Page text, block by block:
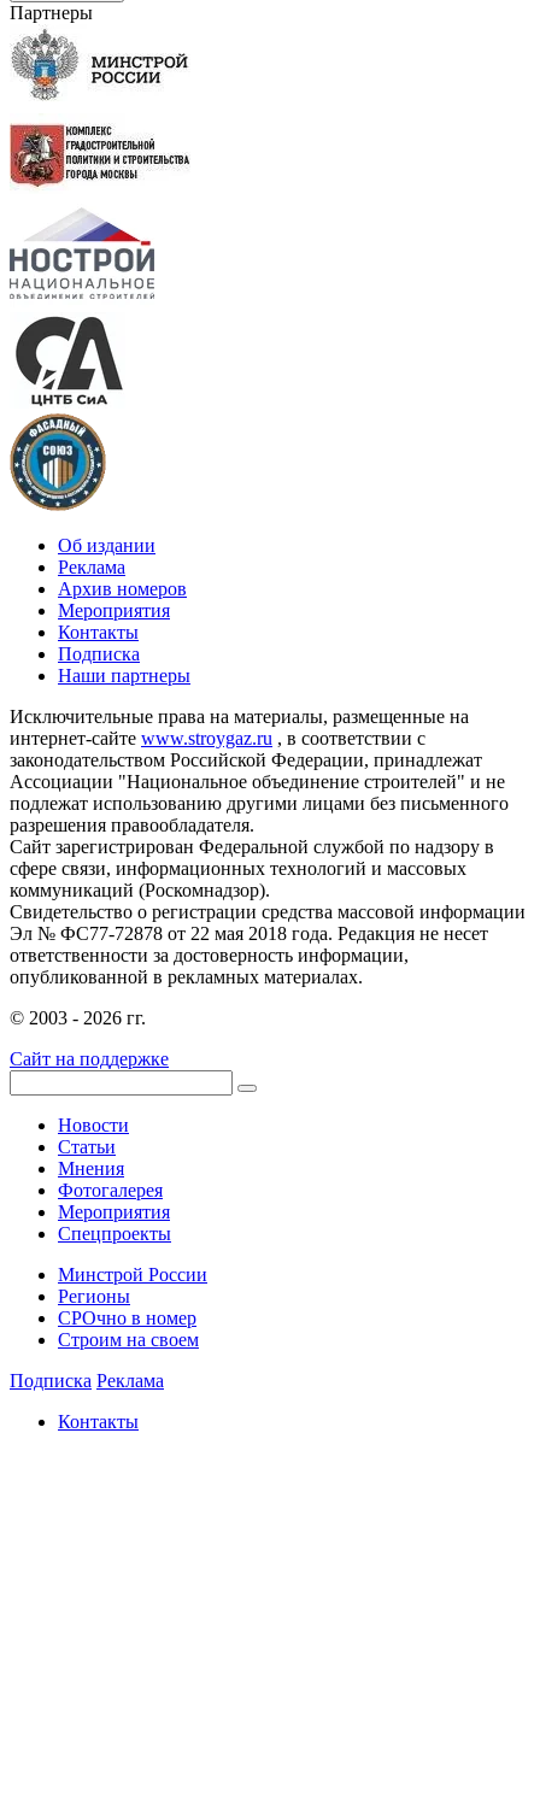
Партнеры
Об издании
Реклама
Архив номеров
Мероприятия
Контакты
Подписка
Наши партнеры
Исключительные права на материалы, размещенные на
интернет-сайте www.stroygaz.ru , в соответствии с
законодательством Российской Федерации, принадлежат
Ассоциации "Национальное объединение строителей" и не
подлежат использованию другими лицами без письменного
разрешения правообладателя.
Сайт зарегистрирован Федеральной службой по надзору в
сфере связи, информационных технологий и массовых
коммуникаций (Роскомнадзор).
Свидетельство о регистрации средства массовой информации
Эл № ФС77-72878 от 22 мая 2018 года. Редакция не несет
ответственности за достоверность информации,
опубликованной в рекламных материалах.
© 2003 - 2026 гг.
Сайт на поддержке
Новости
Статьи
Мнения
Фотогалерея
Мероприятия
Спецпроекты
Минстрой России
Регионы
СРОчно в номер
Строим на своем
Подписка Реклама
Контакты